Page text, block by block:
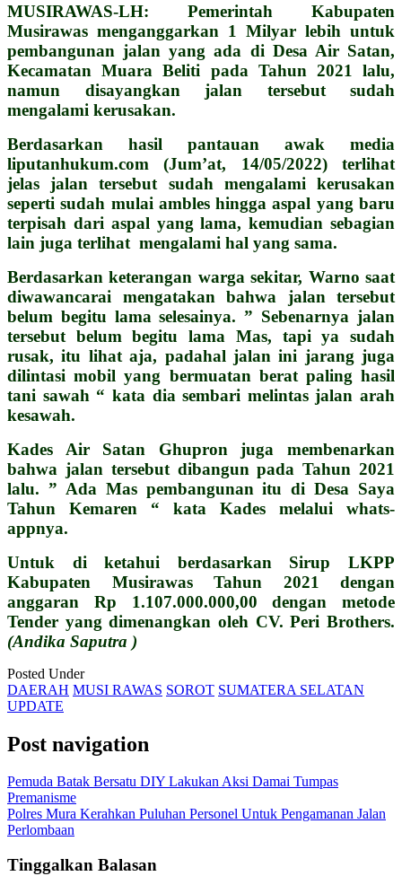
MUSIRAWAS-LH: Pemerintah Kabupaten
Musirawas menganggarkan 1 Milyar lebih untuk
pembangunan jalan yang ada di Desa Air Satan,
Kecamatan Muara Beliti pada Tahun 2021 lalu,
namun disayangkan jalan tersebut sudah
mengalami kerusakan.
Berdasarkan hasil pantauan awak media
liputanhukum.com (Jum’at, 14/05/2022) terlihat
jelas jalan tersebut sudah mengalami kerusakan
seperti sudah mulai ambles hingga aspal yang baru
terpisah dari aspal yang lama, kemudian sebagian
lain juga terlihat mengalami hal yang sama.
Berdasarkan keterangan warga sekitar, Warno saat
diwawancarai mengatakan bahwa jalan tersebut
belum begitu lama selesainya. ” Sebenarnya jalan
tersebut belum begitu lama Mas, tapi ya sudah
rusak, itu lihat aja, padahal jalan ini jarang juga
dilintasi mobil yang bermuatan berat paling hasil
tani sawah “ kata dia sembari melintas jalan arah
kesawah.
Kades Air Satan Ghupron juga membenarkan
bahwa jalan tersebut dibangun pada Tahun 2021
lalu. ” Ada Mas pembangunan itu di Desa Saya
Tahun Kemaren “ kata Kades melalui whats-
appnya.
Untuk di ketahui berdasarkan Sirup LKPP
Kabupaten Musirawas Tahun 2021 dengan
anggaran Rp 1.107.000.000,00 dengan metode
Tender yang dimenangkan oleh CV. Peri Brothers.
(Andika Saputra )
Posted Under
DAERAH MUSI RAWAS SOROT SUMATERA SELATAN
UPDATE
Post navigation
Pemuda Batak Bersatu DIY Lakukan Aksi Damai Tumpas
Premanisme
Polres Mura Kerahkan Puluhan Personel Untuk Pengamanan Jalan
Perlombaan
Tinggalkan Balasan